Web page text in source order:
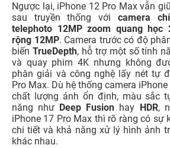
Ngược lại, iPhone 12 Pro Max vẫn
sau truyền thống với camera
telephoto 12MP zoom quang học
rộng 12MP. Camera trước có độ
biến TrueDepth, hỗ trợ một số tính
và quay phim 4K nhưng không
phân giải và công nghệ lấy nét tự
Pro Max. Dù hệ thống camera
chất lượng ảnh ổn định, màu sắc
năng như Deep Fusion hay HDR,
iPhone 17 Pro Max thì rõ ràng có sự
chi tiết và khả năng xử lý hình ảnh
khác nhau.